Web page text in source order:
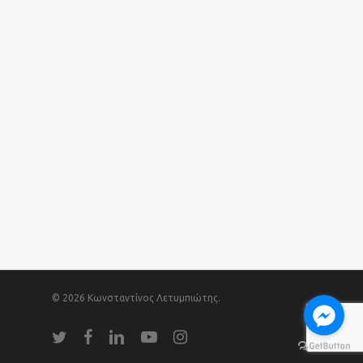
© 2026 Κωνσταντίνος Λετυμπιώτης.
twitter facebooklinkedin youtube instagram